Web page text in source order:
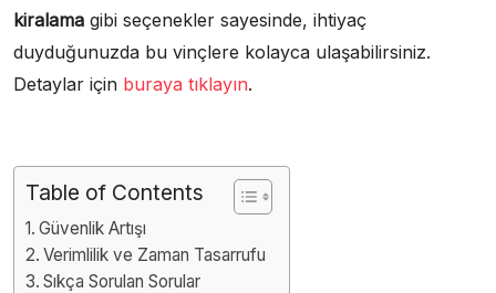
kiralama gibi seçenekler sayesinde, ihtiyaç
duyduğunuzda bu vinçlere kolayca ulaşabilirsiniz.
Detaylar için buraya tıklayın.
Table of Contents
Güvenlik Artışı
Verimlilik ve Zaman Tasarrufu
Sıkça Sorulan Sorular